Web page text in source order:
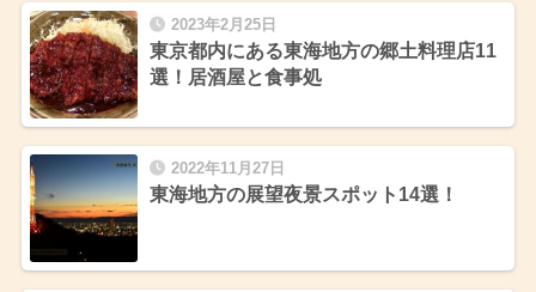
2023年2月25日
東京都内にある東海地方の郷土料理店11
選！居酒屋と食事処
2022年11月27日
東海地方の展望夜景スポット14選！